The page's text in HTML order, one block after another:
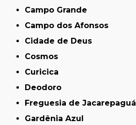
Campo Grande
Campo dos Afonsos
Cidade de Deus
Cosmos
Curicica
Deodoro
Freguesia de Jacarepaguá
Gardênia Azul